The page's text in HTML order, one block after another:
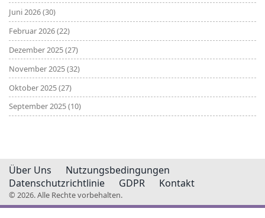
Juni 2026(30)
Februar 2026(22)
Dezember 2025(27)
November 2025(32)
Oktober 2025(27)
September 2025(10)
Über Uns
Nutzungsbedingungen
Datenschutzrichtlinie
GDPR Kontakt
© 2026. Alle Rechte vorbehalten.